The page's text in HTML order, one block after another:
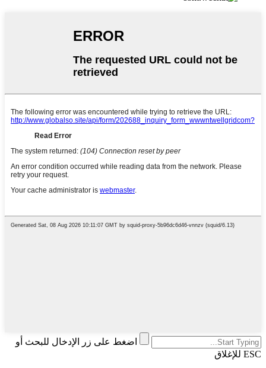
اضغط على زر الإدخال للبحث أو
ESC للإغلاق